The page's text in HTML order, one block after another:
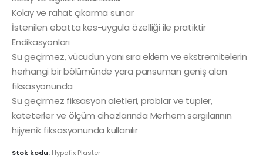
Kolay ve rahat çıkarma sunar
İstenilen ebatta kes-uygula özelliği ile pratiktir
Endikasyonları
Su geçirmez, vücudun yanı sıra eklem ve ekstremitelerin
herhangi bir bölümünde yara pansuman geniş alan
fiksasyonunda
Su geçirmez fiksasyon aletleri, problar ve tüpler,
kateterler ve ölçüm cihazlarında Merhem sargılarının
hijyenik fiksasyonunda kullanılır
Stok kodu: Hypafix Plaster